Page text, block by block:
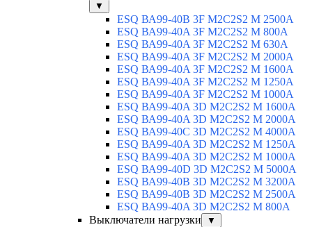
▼
ESQ ВА99-40B 3F M2C2S2 M 2500A
ESQ ВА99-40A 3F M2C2S2 М 800A
ESQ ВА99-40A 3F M2C2S2 М 630A
ESQ ВА99-40A 3F M2C2S2 М 2000A
ESQ ВА99-40A 3F M2C2S2 М 1600A
ESQ ВА99-40A 3F M2C2S2 М 1250A
ESQ ВА99-40A 3F M2C2S2 М 1000A
ESQ ВА99-40A 3D M2C2S2 M 1600A
ESQ ВА99-40A 3D M2C2S2 M 2000A
ESQ ВА99-40C 3D M2C2S2 M 4000A
ESQ ВА99-40A 3D M2C2S2 M 1250A
ESQ ВА99-40A 3D M2C2S2 M 1000A
ESQ ВА99-40D 3D M2C2S2 M 5000A
ESQ ВА99-40B 3D M2C2S2 M 3200A
ESQ ВА99-40B 3D M2C2S2 M 2500A
ESQ ВА99-40A 3D M2C2S2 M 800A
Выключатели нагрузки
▼